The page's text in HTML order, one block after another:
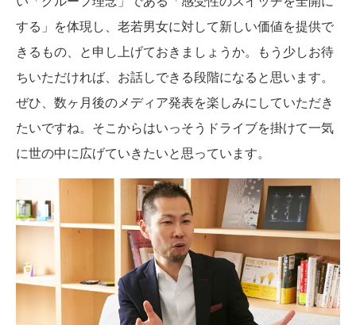
する」を体現し、老若男女に対して新しい価値を提供で
きるもの、と申し上げておきましょうか。もう少しお待
ちいただければ、お話しできる段階になると思います。
ぜひ、数ヶ月後のメディア発表を楽しみにしていただき
たいですね。そこからはいっそうドライブを掛けて一気
に世の中に広げていきたいと思っています。